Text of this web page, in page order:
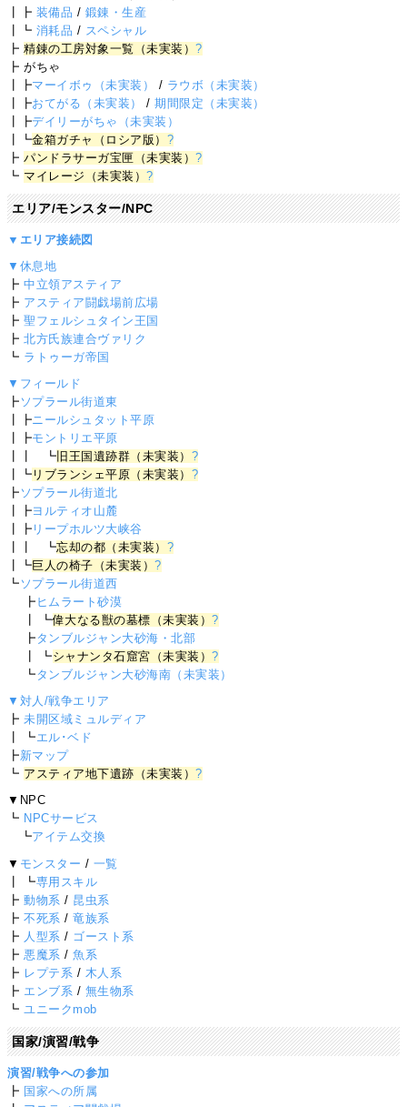
┃┣ 装備品 / 鍛錬・生産
┃┗ 消耗品 / スペシャル
┣精錬の工房対象一覧（未実装）?
┣ がちゃ
┃┣マーイボゥ（未実装） / ラウボ（未実装）
┃┣おてがる（未実装） /期間限定（未実装）
┃┣デイリーがちゃ（未実装）
┃┗金箱ガチャ（ロシア版） ?
┣パンドラサーガ宝匣（未実装）?
┗ マイレージ（未実装）?
エリア/モンスター/NPC
▼エリア接続図
▼休息地
┣中立領アスティア
┣ アスティア闘戯場前広場
┣聖フェルシュタイン王国
┣北方氏族連合ヴァリク
┗ ラトゥーガ帝国
▼フィールド
┣ ソプラール街道東
┃┣ニールシュタット平原
┃┣モントリエ平原
┃┃ ┗ 旧王国遺跡群（未実装） ?
┃┗ リブランシェ平原（未実装） ?
┣ ソプラール街道北
┃┣ヨルティオ山麓
┃┣ リープホルツ大峡谷
┃┃ ┗忘却の都（未実装） ?
┃┗巨人の椅子（未実装）?
┗ ソプラール街道西
┣ ヒムラート砂漠
┃ ┗偉大なる獣の墓標（未実装）?
┣ タンブルジャン大砂海・北部
┃ ┗シャナンタ石窟宮（未実装）?
┗ タンブルジャン大砂海南（未実装）
▼対人/戦争エリア
┣未開区域ミュルディア
┃ ┗エル･ベド
┣新マップ
┗ アスティア地下遺跡（未実装）?
▼NPC
┗ NPCサービス
┗アイテム交換
▼ モンスター / 一覧
┃ ┗専用スキル
┣動物系 / 昆虫系
┣不死系 /竜族系
┣ 人型系 / ゴースト系
┣ 悪魔系 /魚系
┣ レプテ系 / 木人系
┣ エンブ系 / 無生物系
┗ ユニークmob
国家/演習/戦争
演習/戦争への参加
┣ 国家への所属